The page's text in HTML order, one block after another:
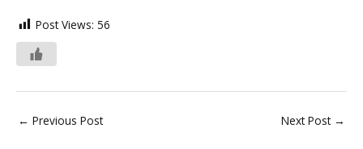
Post Views: 56
← Previous Post Next Post →